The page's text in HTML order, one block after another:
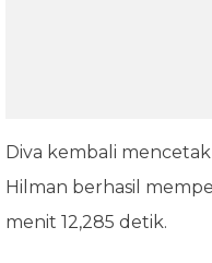
Diva kembali
Hilman berhasil
menit 12,285 detik.